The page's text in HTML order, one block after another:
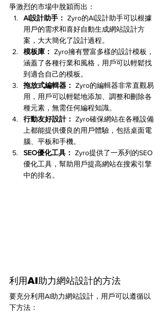
爭激烈的市場中脫穎而出：
AI設計助手： Zyro的AI設計助手可以根據
用戶的需求和喜好自動生成網站設計方
案，大大簡化了設計過程。
模板庫： Zyro擁有豐富多樣的設計模板，
涵蓋了各種行業和風格，用戶可以輕鬆找
到適合自己的模板。
拖放式編輯器： Zyro的編輯器非常直觀易
用，用戶可以輕鬆地添加、調整和刪除各
種元素，無需任何編程知識。
行動友好設計： Zyro確保網站在各種設備
上都能提供優良的用戶體驗，包括桌面電
腦、平板和手機。
SEO優化工具： Zyro提供了一系列的SEO
優化工具，幫助用戶提高網站在搜索引擎
中的排名。
利用AI助力網站設計的方法
要充分利用AI助力網站設計，用戶可以遵循以
下方法：